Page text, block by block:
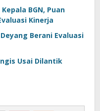
BGN, Puan
Kinerja
Berani Evaluasi
Usai Dilantik